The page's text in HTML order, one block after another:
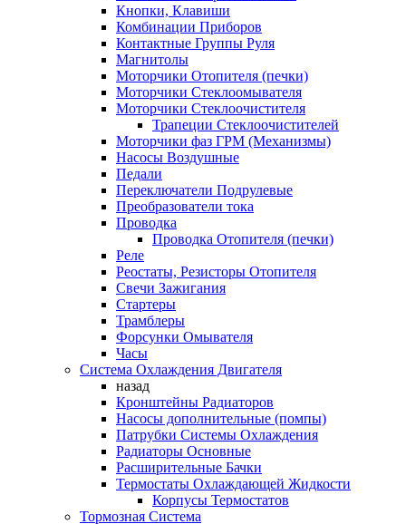
Кнопки, Клавиши
Комбинации Приборов
Контактные Группы Руля
Магнитолы
Моторчики Отопителя (печки)
Моторчики Стеклоомывателя
Моторчики Стеклоочистителя
Трапеции Стеклоочистителей
Моторчики фаз ГРМ (Механизмы)
Насосы Воздушные
Педали
Переключатели Подрулевые
Преобразователи тока
Проводка
Проводка Отопителя (печки)
Реле
Реостаты, Резисторы Отопителя
Свечи Зажигания
Стартеры
Трамблеры
Форсунки Омывателя
Часы
Система Охлаждения Двигателя
назад
Кронштейны Радиаторов
Насосы дополнительные (помпы)
Патрубки Системы Охлаждения
Радиаторы Основные
Расширительные Бачки
Термостаты Охлаждающей Жидкости
Корпусы Термостатов
Тормозная Система